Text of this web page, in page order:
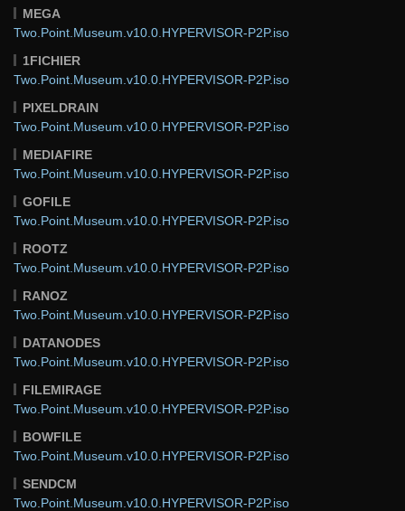
MEGA
Two.Point.Museum.v10.0.HYPERVISOR-P2P.iso
1FICHIER
Two.Point.Museum.v10.0.HYPERVISOR-P2P.iso
PIXELDRAIN
Two.Point.Museum.v10.0.HYPERVISOR-P2P.iso
MEDIAFIRE
Two.Point.Museum.v10.0.HYPERVISOR-P2P.iso
GOFILE
Two.Point.Museum.v10.0.HYPERVISOR-P2P.iso
ROOTZ
Two.Point.Museum.v10.0.HYPERVISOR-P2P.iso
RANOZ
Two.Point.Museum.v10.0.HYPERVISOR-P2P.iso
DATANODES
Two.Point.Museum.v10.0.HYPERVISOR-P2P.iso
FILEMIRAGE
Two.Point.Museum.v10.0.HYPERVISOR-P2P.iso
BOWFILE
Two.Point.Museum.v10.0.HYPERVISOR-P2P.iso
SENDCM
Two.Point.Museum.v10.0.HYPERVISOR-P2P.iso